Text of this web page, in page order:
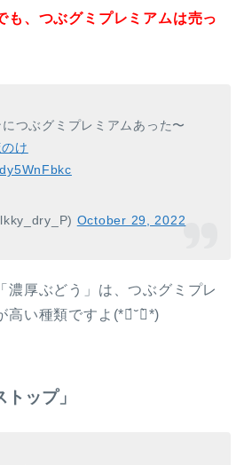
も、つぶグミプレミアムは売っ
つぶグミプレミアムあった〜
け
October 29, 2022
濃厚ぶどう」は、つぶグミプレ
高い種類ですよ(*ฅ́˘ฅ̀*)
ップ」